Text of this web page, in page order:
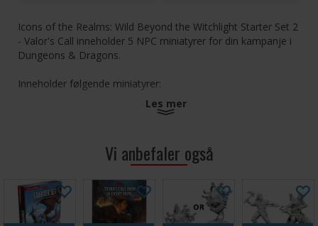
Icons of the Realms: Wild Beyond the Witchlight Starter Set 2
- Valor's Call inneholder 5 NPC miniatyrer for din kampanje i
Dungeons & Dragons.
Inneholder følgende miniatyrer:
Zarak
Utgivelsesdato: Oktober 2021
Les mer
Vi anbefaler også